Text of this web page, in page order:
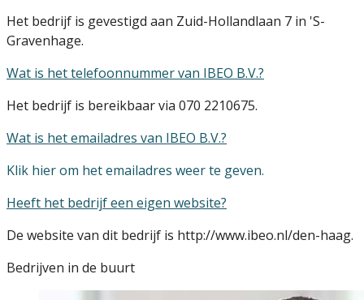
Het bedrijf is gevestigd aan Zuid-Hollandlaan 7 in 'S-
Gravenhage.
Wat is het telefoonnummer van IBEO B.V.?
Het bedrijf is bereikbaar via 070 2210675.
Wat is het emailadres van IBEO B.V.?
Klik hier om het emailadres weer te geven.
Heeft het bedrijf een eigen website?
De website van dit bedrijf is http://www.ibeo.nl/den-haag.
Bedrijven in de buurt